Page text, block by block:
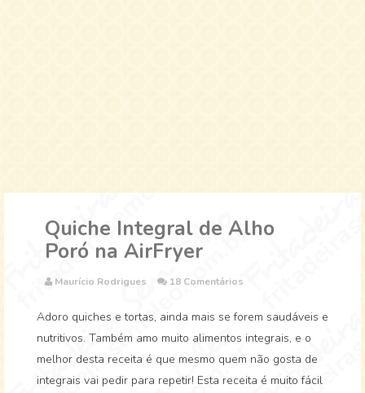
Quiche Integral de Alho
Poró na AirFryer
Maurício Rodrigues 18 Comentários
Adoro quiches e tortas, ainda mais se forem saudáveis e
nutritivos. Também amo muito alimentos integrais, e o
melhor desta receita é que mesmo quem não gosta de
integrais vai pedir para repetir! Esta receita é muito fácil